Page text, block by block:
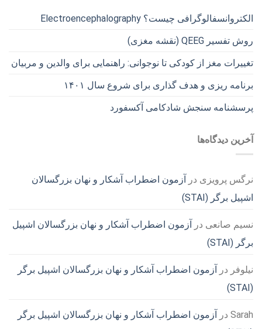
الکتروانسفالوگرافی چیست؟ Electroencephalography
روش تفسیر QEEG (نقشه مغزی)
تغییرات مغز از کودکی تا نوجوانی: راهنمایی برای والدین و مربیان
برنامه ریزی و هدف گذاری برای شروع سال ۱۴۰۱
پرسشنامه سنجش شادکامی آکسفورد
آخرین دیدگاه‌ها
نرگس پرویزی در آزمون اضطراب آشکار و نهان بزرگسالان
اشپیل برگر (STAI)
نسیم صانعی در آزمون اضطراب آشکار و نهان بزرگسالان اشپیل
برگر (STAI)
نیلوفر در آزمون اضطراب آشکار و نهان بزرگسالان اشپیل برگر
(STAI)
Sarah در آزمون اضطراب آشکار و نهان بزرگسالان اشپیل برگر